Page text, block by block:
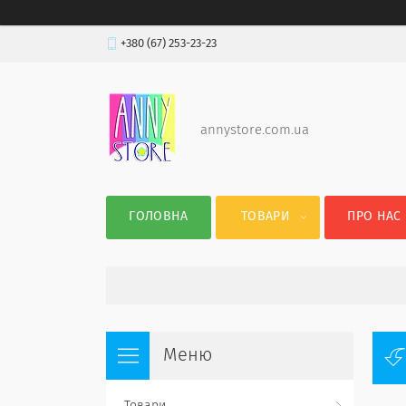
+380 (67) 253-23-23
annystore.com.ua
ГОЛОВНА ТОВАРИ ПРО НАС